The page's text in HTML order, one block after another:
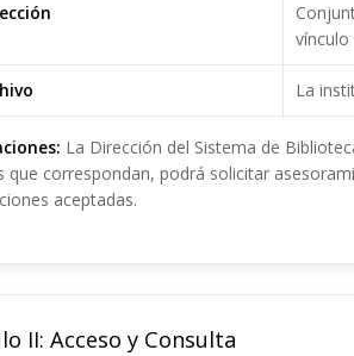
La
La Dirección del Sistema de
que correspondan, podrá solicitar
aceptadas.
II: Acceso y Consulta